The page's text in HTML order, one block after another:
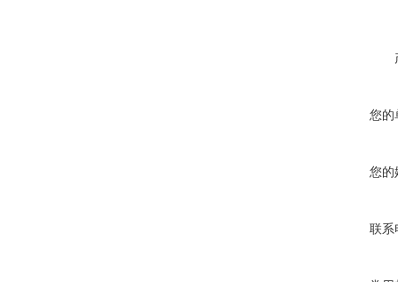
您的
您的
联系